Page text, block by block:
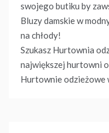
swojego butiku by
Bluzy damskie w
na chłody!
Szukasz Hurtownia
największej hurtowni
Hurtownie odzieżowe